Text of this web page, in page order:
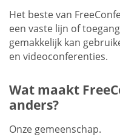
Het beste van
een vaste lijn of
gemakkelijk kan
en videoconferenties.
Wat maakt
anders?
Onze gemeenschap.